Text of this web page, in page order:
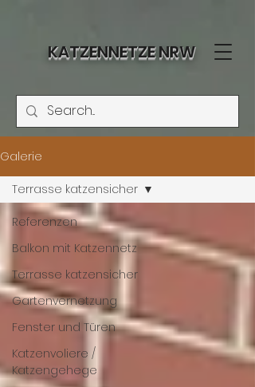
KATZENNETZE NRW
Galerie
Referenzen
Balkon mit Katzennetz
Terrasse katzensicher
Gartenvernetzung
Fenster und Türen
Katzenvoliere /
Katzengehege
Terrasse katzensicher